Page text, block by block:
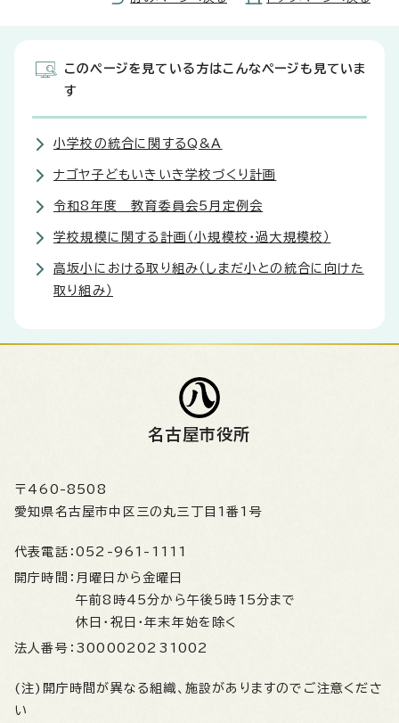
このページを見ている方はこんなページも見ていま
す
小学校の統合に関するQ&A
ナゴヤ子どもいきいき学校づくり計画
令和8年度 教育委員会5月定例会
学校規模に関する計画（小規模校・過大規模校）
高坂小における取り組み（しまだ小との統合に向けた
取り組み）
名古屋市役所
〒460-8508
愛知県名古屋市中区三の丸三丁目1番1号
代表電話： 052-961-1111
開庁時間： 月曜日から金曜日
午前8時45分から午後5時15分まで
休日・祝日・年末年始を除く
法人番号： 3000020231002
(注)開庁時間が異なる組織、施設がありますのでご注意くださ
い